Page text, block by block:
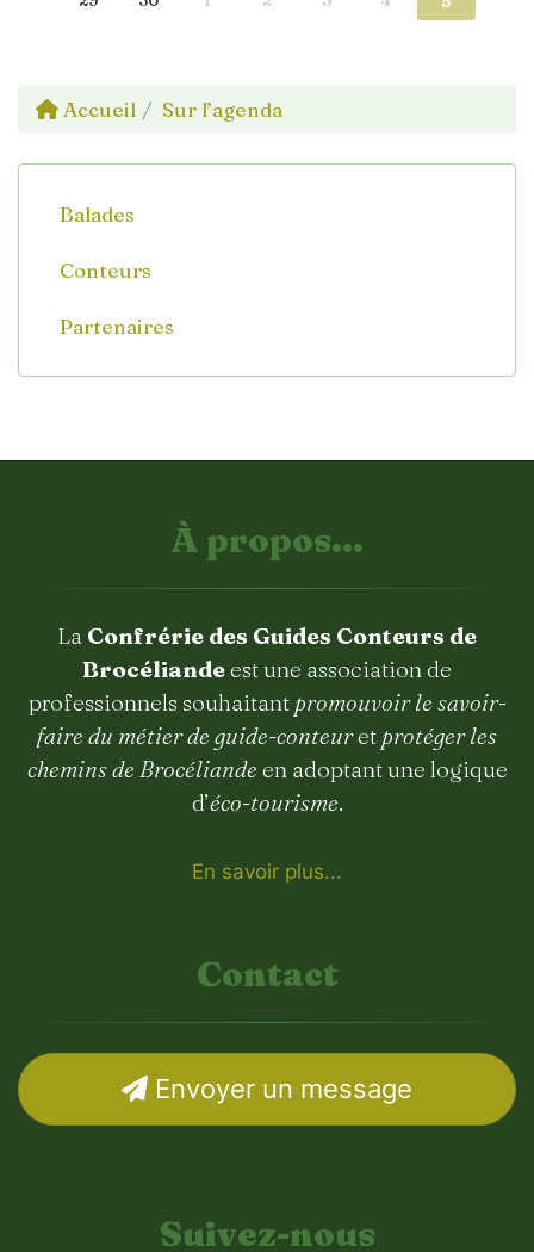
Accueil Sur l’agenda
Balades
Conteurs
Partenaires
À propos...
La Confrérie des Guides Conteurs de
Brocéliandeest une association de
professionnels souhaitant promouvoir le savoir-
faire du métier de guide-conteuret protéger les
chemins de Brocéliande en adoptant une logique
d’éco-tourisme.
En savoir plus...
Contact
Envoyer un message
Suivez-nous